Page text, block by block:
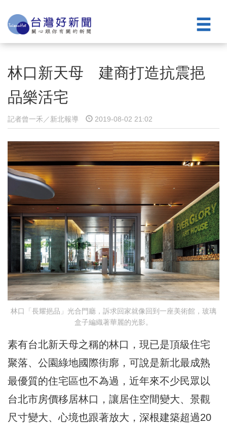
林口新天母 建商打造抗震挹
品樂活宅
記者曾一禾／新北報導 2019-08-02 21:02
林口「長耀挹品」光合門廳，訴求回家就像回到一座美術館，玻璃
盒子編織著華麗的光影。
素有台北新天母之稱的林口，現已是頂級住宅
聚落、公園綠地國際街廓，可說是新北最成熟
最優質的住宅區也不為過，近年來不少民眾以
台北市房價移居林口，讓居住空間變大、景觀
尺寸變大、心境也跟著放大，深根建築超過20